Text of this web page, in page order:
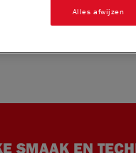
SMAAK EN
Alles afwijzen